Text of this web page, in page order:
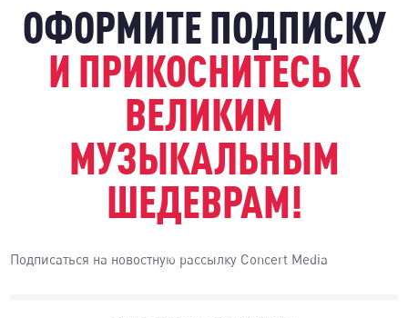
ОФОРМИТЕ ПОДПИСКУ
И ПРИКОСНИТЕСЬ К
ВЕЛИКИМ
МУЗЫКАЛЬНЫМ
ШЕДЕВРАМ!
Подписаться на новостную рассылку Concert Media